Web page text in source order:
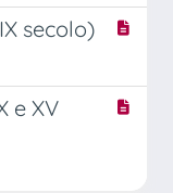
secolo)
e XV